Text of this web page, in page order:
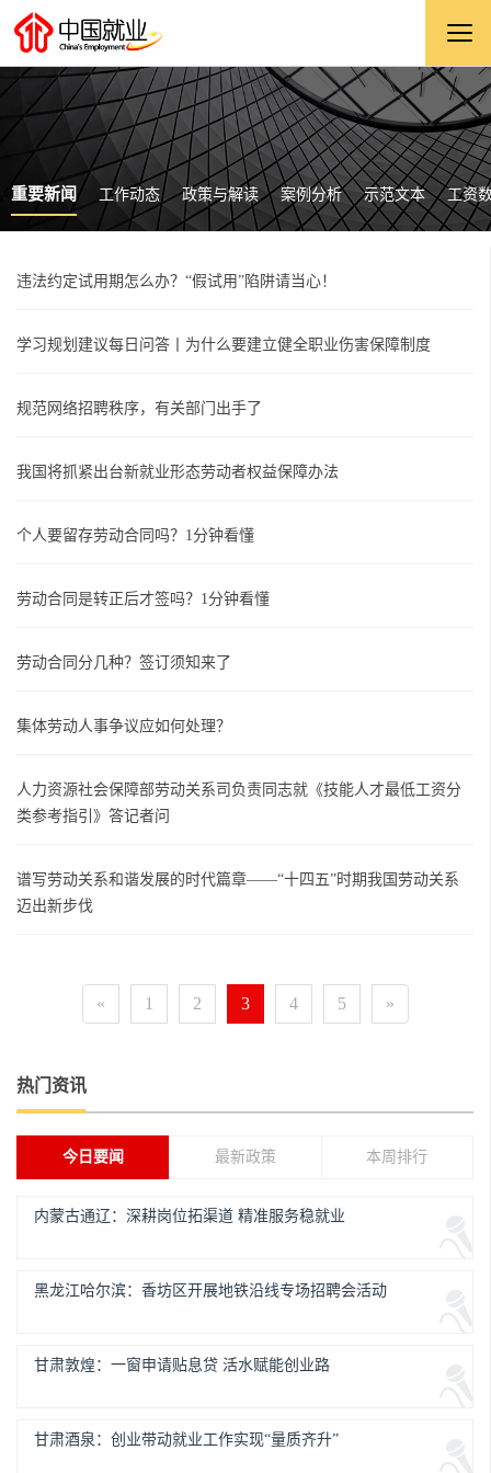
重要新闻 工作动态 政策与解读 案例分析 示范文本 工资
违法约定试用期怎么办？“假试用”陷阱请当心！
学习规划建议每日问答丨为什么要建立健全职业伤害保障制度
规范网络招聘秩序，有关部门出手了
我国将抓紧出台新就业形态劳动者权益保障办法
个人要留存劳动合同吗？1分钟看懂
劳动合同是转正后才签吗？1分钟看懂
劳动合同分几种？签订须知来了
集体劳动人事争议应如何处理？
人力资源社会保障部劳动关系司负责同志就《技能人才最低工资分
类参考指引》答记者问
谱写劳动关系和谐发展的时代篇章——“十四五”时期我国劳动关系
迈出新步伐
« 1 2 3 4 5 »
热门资讯
今日要闻 最新政策 本周排行
内蒙古通辽：深耕岗位拓渠道 精准服务稳就业
黑龙江哈尔滨：香坊区开展地铁沿线专场招聘会活动
甘肃敦煌：一窗申请贴息贷 活水赋能创业路
甘肃酒泉：创业带动就业工作实现“量质齐升”